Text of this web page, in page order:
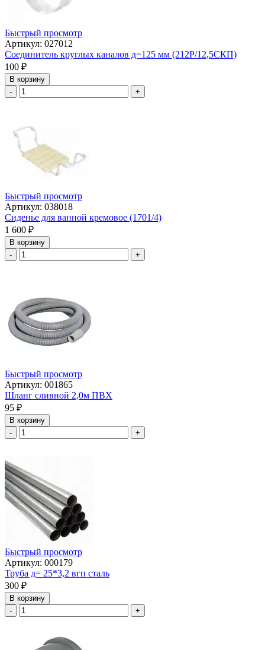
Быстрый просмотр
Артикул: 027012
Соединитель круглых каналов д=125 мм (212P/12,5СКП)
100 ₽
В корзину
-
+
Быстрый просмотр
Артикул: 038018
Сиденье для ванной кремовое (1701/4)
1 600 ₽
В корзину
-
+
Быстрый просмотр
Артикул: 001865
Шланг сливной 2,0м ПВХ
95 ₽
В корзину
-
+
Быстрый просмотр
Артикул: 000179
Труба д= 25*3,2 вгп сталь
300 ₽
В корзину
-
+